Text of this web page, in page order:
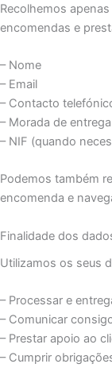
Recolhemos
encomendas e
– Nome
– Email
– Contacto
– Morada de entrega
– NIF (quando
Podemos também
encomenda e
Finalidade dos
Utilizamos os seus
– Processar e
– Comunicar
– Prestar apoio ao
– Cumprir